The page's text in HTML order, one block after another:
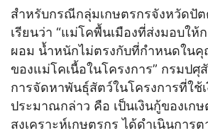
สำหรับกรณีกลุ่มเกษตรกรจังหวัดปั
เรียนว่า “แม่โคพื้นเมืองที่ส่งมอบใ
ผอม น้ำหนักไม่ตรงกับที่กำหนดใน
ของแม่โคเนื้อในโครงการ” กรมปศุ
การจัดหาพันธุ์สัตว์ในโครงการที่ใช้
ประมาณกล่าว คือ เป็นเงินกู้ของเก
สงเคราะห์เกษตรกร ได้ดำเนินการ